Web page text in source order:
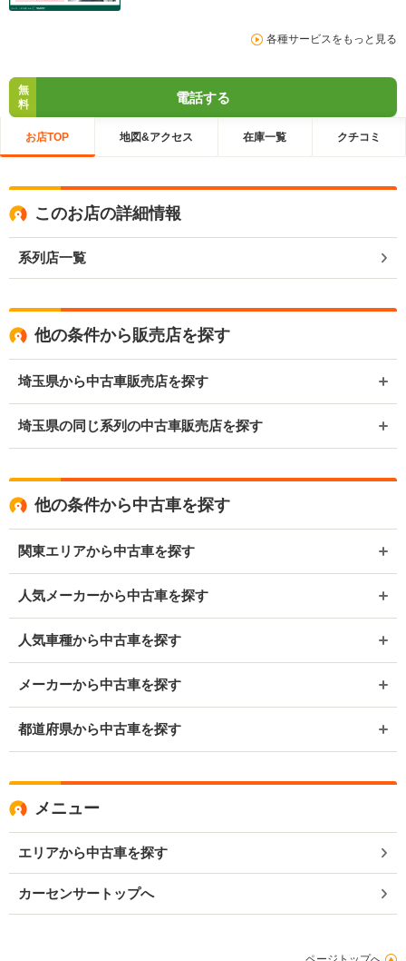
各種サービスをもっと見る
無
料
電話する
お店TOP 地図&アクセス 在庫一覧 クチコミ
このお店の詳細情報
系列店一覧
他の条件から販売店を探す
埼玉県から中古車販売店を探す
埼玉県の同じ系列の中古車販売店を探す
他の条件から中古車を探す
関東エリアから中古車を探す
人気メーカーから中古車を探す
人気車種から中古車を探す
メーカーから中古車を探す
都道府県から中古車を探す
メニュー
エリアから中古車を探す
カーセンサートップへ